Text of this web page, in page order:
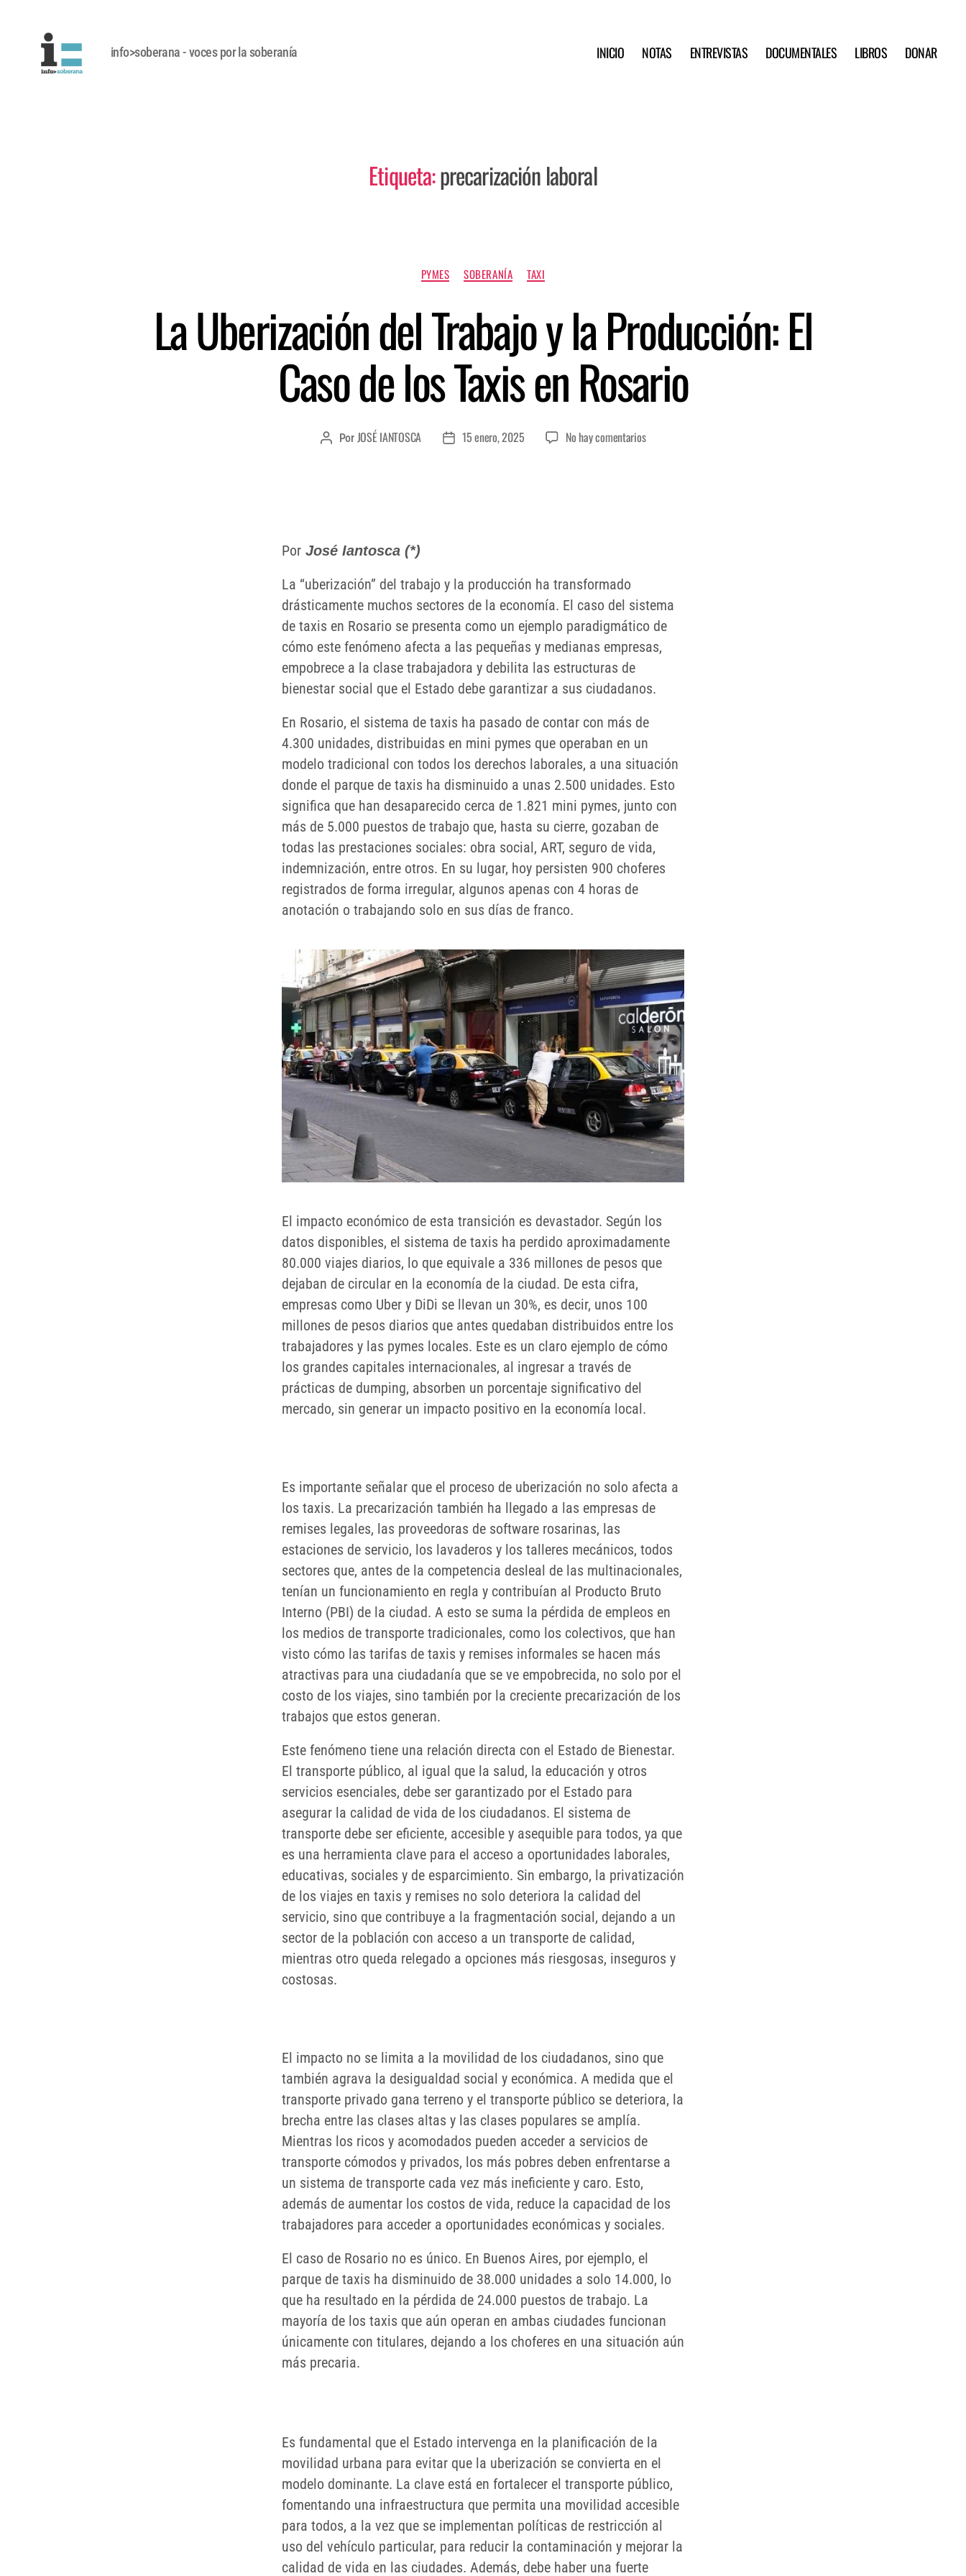
info>soberana - voces por la soberanía INICIO NOTAS ENTREVISTAS DOCUMENTALES LIBROS DONAR
Etiqueta:precarización laboral
PYMES SOBERANÍA TAXI
La Uberización del Trabajo y la Producción: El
Caso de los Taxis en Rosario
Por JOSÉ IANTOSCA 15 enero, 2025 No hay comentarios
Por José Iantosca (*)
La “uberización” del trabajo y la producción ha transformado
drásticamente muchos sectores de la economía. El caso del sistema
de taxis en Rosario se presenta como un ejemplo paradigmático de
cómo este fenómeno afecta a las pequeñas y medianas empresas,
empobrece a la clase trabajadora y debilita las estructuras de
bienestar social que el Estado debe garantizar a sus ciudadanos.
En Rosario, el sistema de taxis ha pasado de contar con más de
4.300 unidades, distribuidas en mini pymes que operaban en un
modelo tradicional con todos los derechos laborales, a una situación
donde el parque de taxis ha disminuido a unas 2.500 unidades. Esto
significa que han desaparecido cerca de 1.821 mini pymes, junto con
más de 5.000 puestos de trabajo que, hasta su cierre, gozaban de
todas las prestaciones sociales: obra social, ART, seguro de vida,
indemnización, entre otros. En su lugar, hoy persisten 900 choferes
registrados de forma irregular, algunos apenas con 4 horas de
anotación o trabajando solo en sus días de franco.
El impacto económico de esta transición es devastador. Según los
datos disponibles, el sistema de taxis ha perdido aproximadamente
80.000 viajes diarios, lo que equivale a 336 millones de pesos que
dejaban de circular en la economía de la ciudad. De esta cifra,
empresas como Uber y DiDi se llevan un 30%, es decir, unos 100
millones de pesos diarios que antes quedaban distribuidos entre los
trabajadores y las pymes locales. Este es un claro ejemplo de cómo
los grandes capitales internacionales, al ingresar a través de
prácticas de dumping, absorben un porcentaje significativo del
mercado, sin generar un impacto positivo en la economía local.
Es importante señalar que el proceso de uberización no solo afecta a
los taxis. La precarización también ha llegado a las empresas de
remises legales, las proveedoras de software rosarinas, las
estaciones de servicio, los lavaderos y los talleres mecánicos, todos
sectores que, antes de la competencia desleal de las multinacionales,
tenían un funcionamiento en regla y contribuían al Producto Bruto
Interno (PBI) de la ciudad. A esto se suma la pérdida de empleos en
los medios de transporte tradicionales, como los colectivos, que han
visto cómo las tarifas de taxis y remises informales se hacen más
atractivas para una ciudadanía que se ve empobrecida, no solo por el
costo de los viajes, sino también por la creciente precarización de los
trabajos que estos generan.
Este fenómeno tiene una relación directa con el Estado de Bienestar.
El transporte público, al igual que la salud, la educación y otros
servicios esenciales, debe ser garantizado por el Estado para
asegurar la calidad de vida de los ciudadanos. El sistema de
transporte debe ser eficiente, accesible y asequible para todos, ya que
es una herramienta clave para el acceso a oportunidades laborales,
educativas, sociales y de esparcimiento. Sin embargo, la privatización
de los viajes en taxis y remises no solo deteriora la calidad del
servicio, sino que contribuye a la fragmentación social, dejando a un
sector de la población con acceso a un transporte de calidad,
mientras otro queda relegado a opciones más riesgosas, inseguros y
costosas.
El impacto no se limita a la movilidad de los ciudadanos, sino que
también agrava la desigualdad social y económica. A medida que el
transporte privado gana terreno y el transporte público se deteriora, la
brecha entre las clases altas y las clases populares se amplía.
Mientras los ricos y acomodados pueden acceder a servicios de
transporte cómodos y privados, los más pobres deben enfrentarse a
un sistema de transporte cada vez más ineficiente y caro. Esto,
además de aumentar los costos de vida, reduce la capacidad de los
trabajadores para acceder a oportunidades económicas y sociales.
El caso de Rosario no es único. En Buenos Aires, por ejemplo, el
parque de taxis ha disminuido de 38.000 unidades a solo 14.000, lo
que ha resultado en la pérdida de 24.000 puestos de trabajo. La
mayoría de los taxis que aún operan en ambas ciudades funcionan
únicamente con titulares, dejando a los choferes en una situación aún
más precaria.
Es fundamental que el Estado intervenga en la planificación de la
movilidad urbana para evitar que la uberización se convierta en el
modelo dominante. La clave está en fortalecer el transporte público,
fomentando una infraestructura que permita una movilidad accesible
para todos, a la vez que se implementan políticas de restricción al
uso del vehículo particular, para reducir la contaminación y mejorar la
calidad de vida en las ciudades. Además, debe haber una fuerte